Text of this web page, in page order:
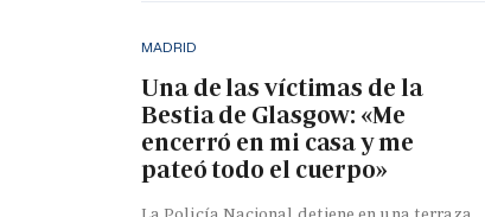
MADRID
Una de las víctimas de la
Bestia de Glasgow: «Me
encerró en mi casa y me
pateó todo el cuerpo»